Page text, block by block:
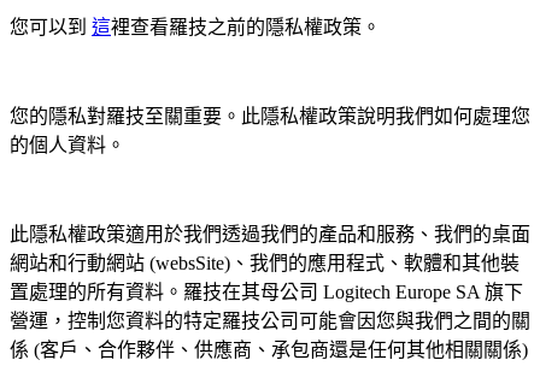
您可以到 這裡查看羅技之前的隱私權政策。
您的隱私對羅技至關重要。此隱私權政策說明我們如何處理您
的個人資料。
此隱私權政策適用於我們透過我們的產品和服務、我們的桌面
網站和行動網站 (websSite)、我們的應用程式、軟體和其他裝
置處理的所有資料。羅技在其母公司 Logitech Europe SA 旗下
營運，控制您資料的特定羅技公司可能會因您與我們之間的關
係 (客戶、合作夥伴、供應商、承包商還是任何其他相關關係)